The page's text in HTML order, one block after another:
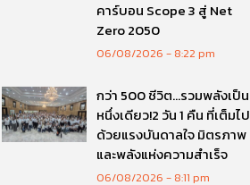
คาร์บอน Scope 3 สู่ Net
Zero 2050
06/08/2026 8:22 pm
กว่า 500 ชีวิต…รวมพลังเป็น
หนึ่งเดียว!2 วัน 1 คืน ที่เต็มไป
ด้วยแรงบันดาลใจ มิตรภาพ
และพลังแห่งความสำเร็จ
06/08/2026 8:11 pm